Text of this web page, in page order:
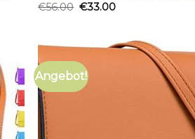
€56.00 €33.00
Angebot!